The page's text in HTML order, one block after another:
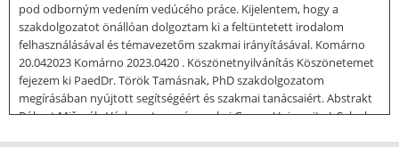
pod odborným vedením vedúcého práce. Kijelentem, hogy a
szakdolgozatot önállóan dolgoztam ki a feltüntetett irodalom
felhasználásával és témavezetőm szakmai irányításával. Komárno
20.042023 Komárno 2023.0420 . Köszönetnyilvánítás Köszönetemet
fejezem ki PaedDr. Török Tamásnak, PhD szakdolgozatom
megírásában nyújtott segítségéért és szakmai tanácsaiért. Abstrakt
Róbert Mišurák: Výskum toponím v obci Gemer Univerzita J. Selyeho